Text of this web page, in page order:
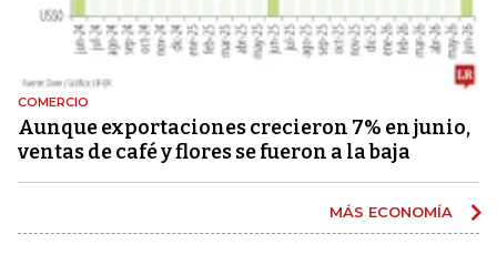
COMERCIO
Aunque exportaciones crecieron 7% en junio,
ventas de café y flores se fueron a la baja
MÁS ECONOMÍA